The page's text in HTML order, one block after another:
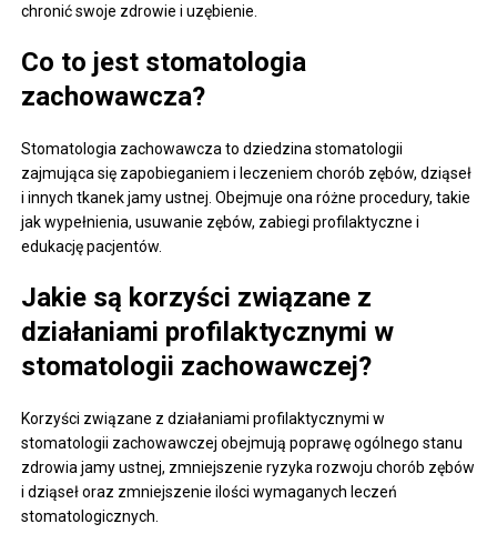
chronić swoje zdrowie i uzębienie.
Co to jest stomatologia
zachowawcza?
Stomatologia zachowawcza to dziedzina stomatologii
zajmująca się zapobieganiem i leczeniem chorób zębów, dziąseł
i innych tkanek jamy ustnej. Obejmuje ona różne procedury, takie
jak wypełnienia, usuwanie zębów, zabiegi profilaktyczne i
edukację pacjentów.
Jakie są korzyści związane z
działaniami profilaktycznymi w
stomatologii zachowawczej?
Korzyści związane z działaniami profilaktycznymi w
stomatologii zachowawczej obejmują poprawę ogólnego stanu
zdrowia jamy ustnej, zmniejszenie ryzyka rozwoju chorób zębów
i dziąseł oraz zmniejszenie ilości wymaganych leczeń
stomatologicznych.